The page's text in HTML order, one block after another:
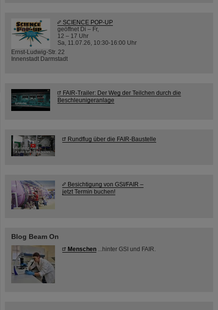
SCIENCE POP-UP
geöffnet Di – Fr,
12 – 17 Uhr
Sa, 11.07.26, 10:30-16:00 Uhr
Ernst-Ludwig-Str. 22
Innenstadt Darmstadt
FAIR-Trailer: Der Weg der Teilchen durch die
Beschleunigeranlage
Rundflug über die FAIR-Baustelle
Besichtigung von GSI/FAIR –
jetzt Termin buchen!
Blog Beam On
Menschen ...hinter GSI und FAIR.